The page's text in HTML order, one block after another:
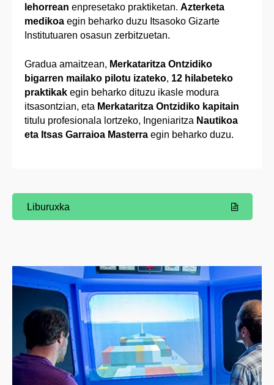
lehorrean enpresetako praktiketan. Azterketa
medikoa egin beharko duzu Itsasoko Gizarte
Institutuaren osasun zerbitzuetan.
Gradua amaitzean, Merkataritza Ontzidiko
bigarren mailako pilotu izateko, 12 hilabeteko
praktikak egin beharko dituzu ikasle modura
itsasontzian, eta Merkataritza Ontzidiko kapitain
titulu profesionala lortzeko, Ingeniaritza Nautikoa
eta Itsas Garraioa Masterra egin beharko duzu.
(Beste leiho bat zabalduko du)
Liburuxka